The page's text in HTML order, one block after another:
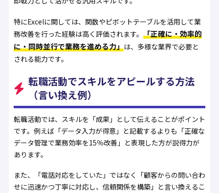
特にExcelに関しては、関数やピボットテーブルを活用して業
務改善を行った経験は高く評価されます。 「正確に・効率的
に・同時並行で業務を進める力」は、多様な業界で必要と
される能力です。
転職活動でスキルをアピールする方法
（言い換え例）
転職活動では、スキルを「成果」として伝えることがポイント
です。例えば「データ入力が得意」と記載するよりも「正確な
データ管理で業務効率を15％改善」と表現した方が説得力が
あります。
また、「電話対応をしていた」ではなく「顧客からの問い合わ
せに迅速かつ丁寧に対応し、信頼関係を構築」と言い換えるこ